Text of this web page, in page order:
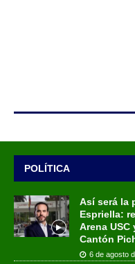
POLÍTICA
Así será la
Espriella:
Arena
Cantón
6 de agosto